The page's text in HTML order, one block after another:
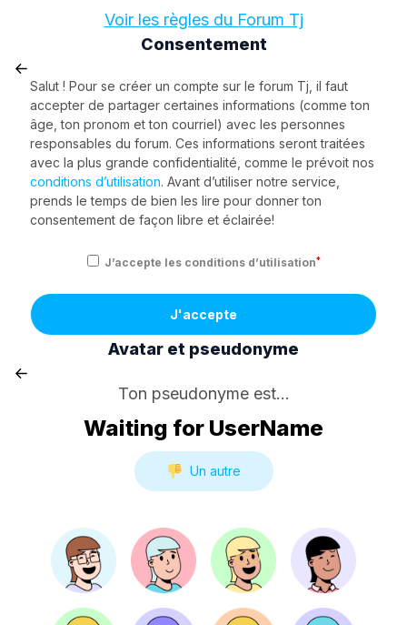
Voir les règles du Forum Tj
Consentement
Salut ! Pour se créer un compte sur le forum Tj, il faut
accepter de partager certaines informations (comme ton
âge, ton pronom et ton courriel) avec les personnes
responsables du forum. Ces informations seront traitées
avec la plus grande confidentialité, comme le prévoit nos
conditions d’utilisation. Avant d’utiliser notre service,
prends le temps de bien les lire pour donner ton
consentement de façon libre et éclairée!
J’accepte les conditions d’utilisation*
J'accepte
Avatar et pseudonyme
Ton pseudonyme est...
Waiting for UserName
Un autre